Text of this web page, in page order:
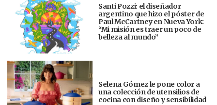
Santi Pozzi: el diseñador
argentino que hizo el póster de
Paul McCartney en Nueva York:
“Mi misión es traer un poco de
belleza al mundo”
Selena Gómez le pone color a
una colección de utensilios de
cocina con diseño y sensibilidad